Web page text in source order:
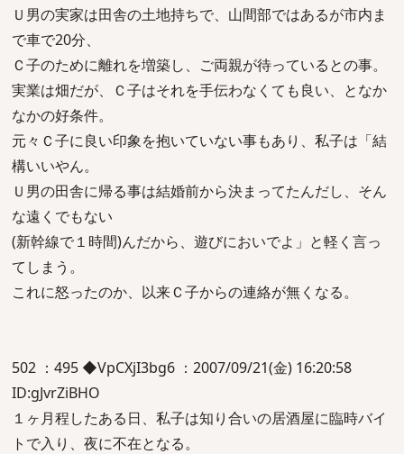
Ｕ男の実家は田舎の土地持ちで、山間部ではあるが市内ま
で車で20分、
Ｃ子のために離れを増築し、ご両親が待っているとの事。
実業は畑だが、Ｃ子はそれを手伝わなくても良い、となか
なかの好条件。
元々Ｃ子に良い印象を抱いていない事もあり、私子は「結
構いいやん。
Ｕ男の田舎に帰る事は結婚前から決まってたんだし、そん
な遠くでもない
(新幹線で１時間)んだから、遊びにおいでよ」と軽く言っ
てしまう。
これに怒ったのか、以来Ｃ子からの連絡が無くなる。
502 ：495 ◆VpCXjI3bg6 ：2007/09/21(金) 16:20:58
ID:gJvrZiBHO
１ヶ月程したある日、私子は知り合いの居酒屋に臨時バイ
トで入り、夜に不在となる。